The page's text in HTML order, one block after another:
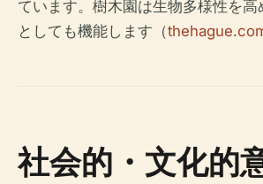
ています。樹木園は生物多様性を高
としても機能します（
社会的・文化的